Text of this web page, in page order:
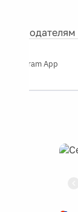
Рекламодателям
Telegram App